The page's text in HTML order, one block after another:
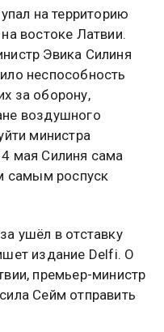
на территорию
востоке Латвии.
Эвика Силиня
неспособность
за оборону,
воздушного
министра
мая Силиня сама
самым роспуск
ушёл в отставку
издание Delfi. О
премьер-министр
Сейм отправить